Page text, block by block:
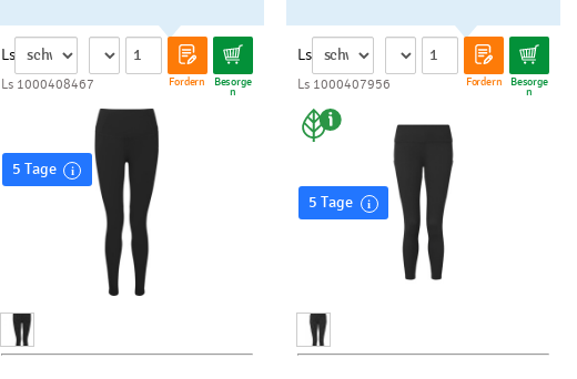
Ls
Fordern Besorge
n
Ls 1000408467
5 Tage
Ls
Fordern Besorge
n
Ls 1000407956
5 Tage